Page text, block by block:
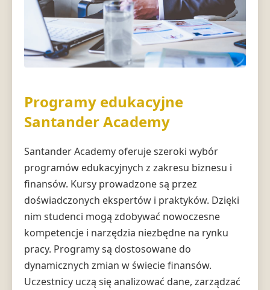
Programy edukacyjne
Santander Academy
Santander Academy oferuje szeroki wybór
programów edukacyjnych z zakresu biznesu i
finansów. Kursy prowadzone są przez
doświadczonych ekspertów i praktyków. Dzięki
nim studenci mogą zdobywać nowoczesne
kompetencje i narzędzia niezbędne na rynku
pracy. Programy są dostosowane do
dynamicznych zmian w świecie finansów.
Uczestnicy uczą się analizować dane, zarządzać